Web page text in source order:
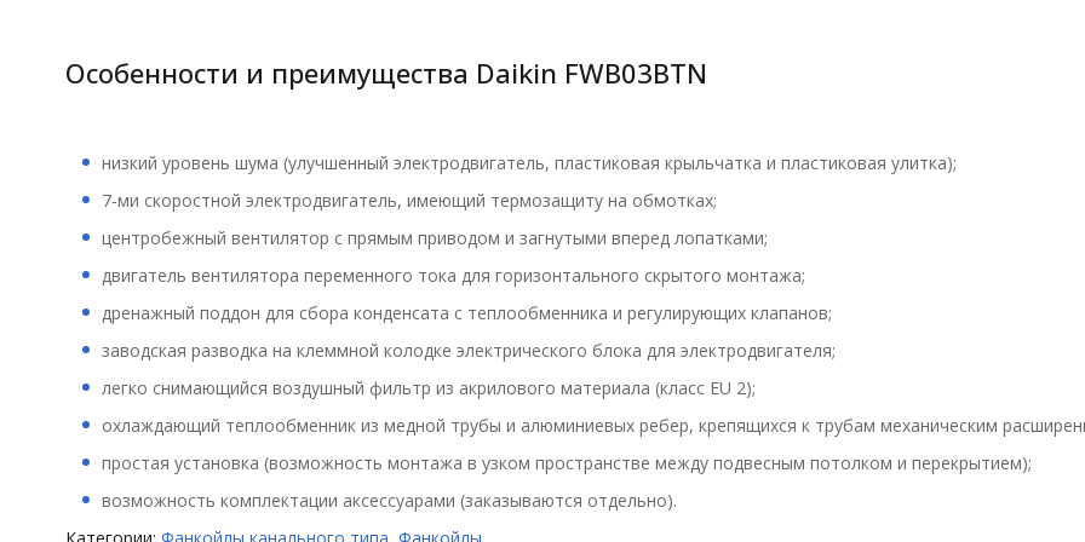
Особенности и преимущества Daikin FWB03BTN
низкий уровень шума (улучшенный электродвигатель, пластиковая крыльчатка и пластиковая улитка);
7-ми скоростной электродвигатель, имеющий термозащиту на обмотках;
центробежный вентилятор с прямым приводом и загнутыми вперед лопатками;
двигатель вентилятора переменного тока для горизонтального скрытого монтажа;
дренажный поддон для сбора конденсата с теплообменника и регулирующих клапанов;
заводская разводка на клеммной колодке электрического блока для электродвигателя;
легко снимающийся воздушный фильтр из акрилового материала (класс EU 2);
охлаждающий теплообменник из медной трубы и алюминиевых ребер, крепящихся к трубам механическим
простая установка (возможность монтажа в узком пространстве между подвесным потолком и перекрытием);
возможность комплектации аксессуарами (заказываются отдельно).